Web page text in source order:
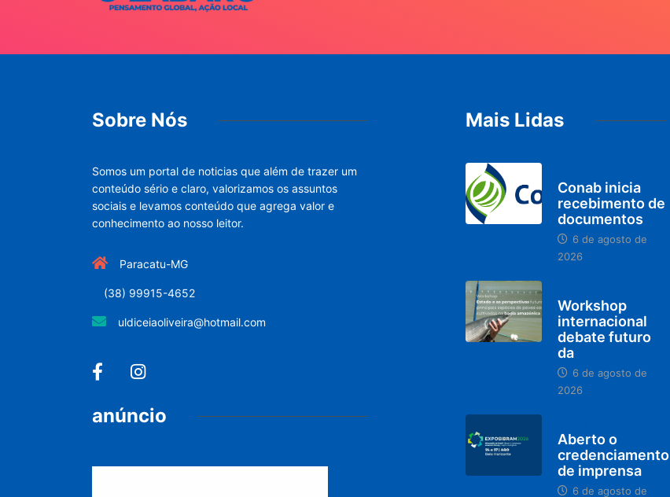
Sobre Nós
Somos um portal de noticias que além de trazer um
conteúdo sério e claro, valorizamos os assuntos
sociais e levamos conteúdo que agrega valor e
conhecimento ao nosso leitor.
Paracatu-MG
(38) 99915-4652
uldiceiaoliveira@hotmail.com
anúncio
Mais Lidas
Conab inicia
recebimento de
documentos
6 de agosto de
2026
Workshop
internacional
debate futuro
da
6 de agosto de
2026
Aberto o
credenciamento
de imprensa
6 de agosto de